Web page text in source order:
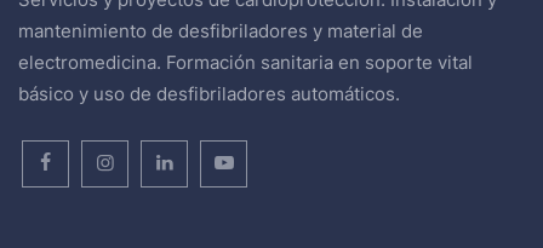
mantenimiento de desfibriladores y material de
electromedicina. Formación sanitaria en soporte vital
básico y uso de desfibriladores automáticos.